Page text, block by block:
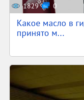
1829 0
Какое масло в
принято м...